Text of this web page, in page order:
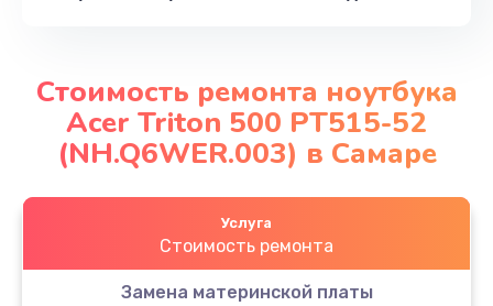
Стоимость ремонта ноутбука
Acer Triton 500 PT515-52
(NH.Q6WER.003) в Самаре
Услуга
Стоимость ремонта
Замена материнской платы